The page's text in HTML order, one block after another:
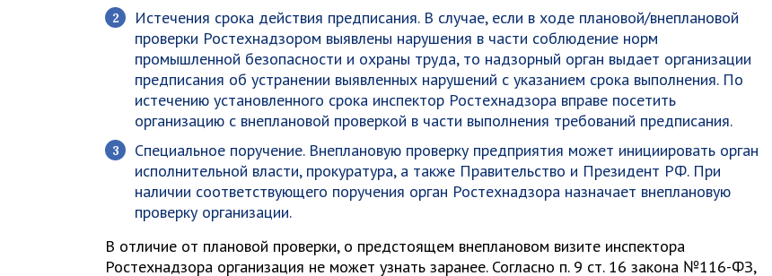
Истечения срока действия предписания. В случае, если в ходе плановой/внеплановой
проверки Ростехнадзором выявлены нарушения в части соблюдение норм
промышленной безопасности и охраны труда, то надзорный орган выдает организации
предписания об устранении выявленных нарушений с указанием срока выполнения. По
истечению установленного срока инспектор Ростехнадзора вправе посетить
организацию с внеплановой проверкой в части выполнения требований предписания.
Специальное поручение. Внеплановую проверку предприятия может инициировать орган
исполнительной власти, прокуратура, а также Правительство и Президент РФ. При
наличии соответствующего поручения орган Ростехнадзора назначает внеплановую
проверку организации.
В отличие от плановой проверки, о предстоящем внеплановом визите инспектора
Ростехнадзора организация не может узнать заранее. Согласно п. 9 ст. 16 закона №116-ФЗ,